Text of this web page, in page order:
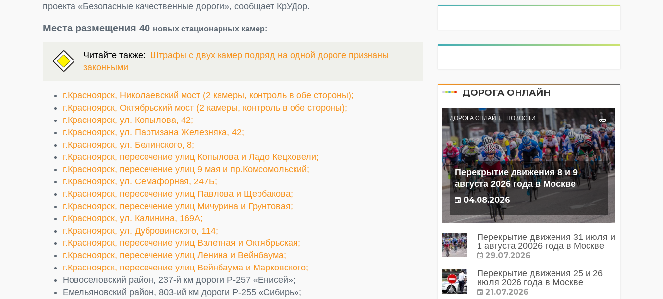
проекта «Безопасные качественные дороги», сообщает КрУДор.
Места размещения 40 новых стационарных камер:
Читайте также: Штрафы с двух камер подряд на одной дороге признаны
законными
г.Красноярск, Николаевский мост (2 камеры, контроль в обе стороны);
г.Красноярск, Октябрьский мост (2 камеры, контроль в обе стороны);
г.Красноярск, ул. Копылова, 42;
г.Красноярск, ул. Партизана Железняка, 42;
г.Красноярск, ул. Белинского, 8;
г.Красноярск, пересечение улиц Копылова и Ладо Кецховели;
г.Красноярск, пересечение улиц 9 мая и пр.Комсомольский;
г.Красноярск, ул. Семафорная, 247Б;
г.Красноярск, пересечение улиц Павлова и Щербакова;
г.Красноярск, пересечение улиц Мичурина и Грунтовая;
г.Красноярск, ул. Калинина, 169А;
г.Красноярск, ул. Дубровинского, 114;
г.Красноярск, пересечение улиц Взлетная и Октябрьская;
г.Красноярск, пересечение улиц Ленина и Вейнбаума;
г.Красноярск, пересечение улиц Вейнбаума и Марковского;
Новоселовский район, 237-й км дороги Р-257 «Енисей»;
Емельяновский район, 803-ий км дороги Р-255 «Сибирь»;
ДОРОГА ОНЛАЙН
ДОРОГА ОНЛАЙН НОВОСТИ
Перекрытие движения 8 и 9
августа 2026 года в Москве
04.08.2026
Перекрытие движения 31 июля и
1 августа 20026 года в Москве
29.07.2026
Перекрытие движения 25 и 26
июля 2026 года в Москве
21.07.2026